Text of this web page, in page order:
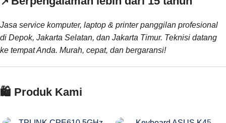
Jasa service komputer, laptop & printer panggilan profesional
di Depok, Jakarta Selatan, dan Jakarta Timur. Teknisi datang
ke tempat Anda. Murah, cepat, dan bergaransi!
🛍️ Produk Kami